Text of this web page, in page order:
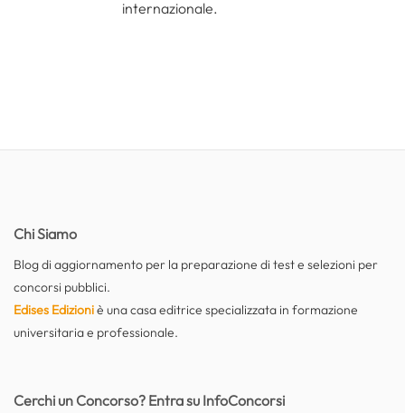
internazionale.
Chi Siamo
Blog di aggiornamento per la preparazione di test e selezioni per
concorsi pubblici.
Edises Edizioniè una casa editrice specializzata in formazione
universitaria e professionale.
Cerchi un Concorso? Entra su InfoConcorsi